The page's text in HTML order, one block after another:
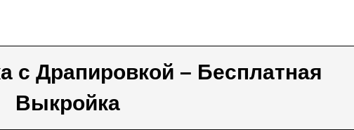
с Драпировкой – Бесплатная
Выкройка